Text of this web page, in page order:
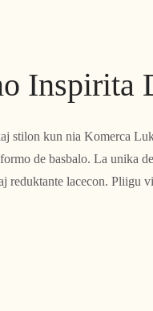
Inspirita
stilon kun nia Komerca
de basbalo. La unika
reduktante lacecon. Pliigu